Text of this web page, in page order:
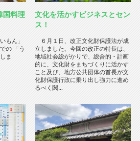
国料理
もん」
の 「う
ま
文化を活かすビジネスとセン
ス！
６月１日、改正文化財保護法が成
立しました。今回の改正の特長は、
地域社会総がかりで、総合的・計画
的に、文化財をまちづくりに活かす
こと及び、地方公共団体の首長が文
化財保護行政に乗り出し強力に進め
るべく関...